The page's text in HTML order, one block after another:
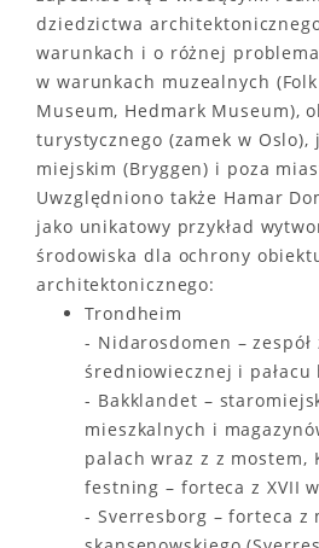
dziedzictwa
warunkach i o różnej
w warunkach muzealnych
Museum, Hedmark Museum),
turystycznego (zamek w Oslo),
miejskim (Bryggen) i poza
Uwzględniono także Hamar
jako unikatowy przykład
środowiska dla ochrony
architektonicznego:
Trondheim
- Nidarosdomen –
średniowiecznej i pałacu
- Bakklandet –
mieszkalnych i
palach wraz z z mostem,
festning – forteca z XVII
- Sverresborg – forteca z